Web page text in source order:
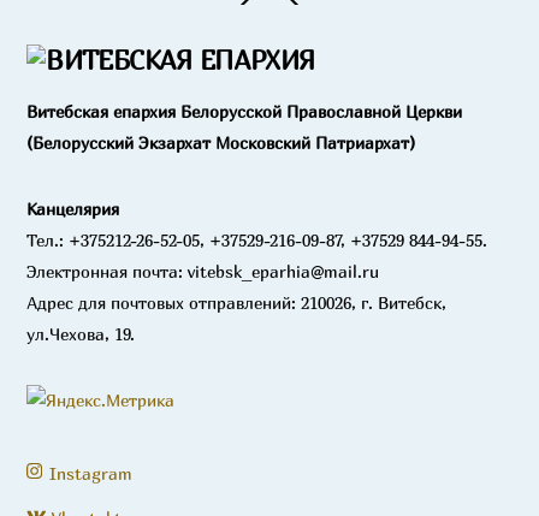
Витебская епархия Белорусской Православной Церкви
(Белорусский Экзархат Московский Патриархат)
Канцелярия
Тел.: +375212-26-52-05, +37529-216-09-87, +37529 844-94-55.
Электронная почта: vitebsk_eparhia@mail.ru
Адрес для почтовых отправлений: 210026, г. Витебск,
ул.Чехова, 19.
Instagram